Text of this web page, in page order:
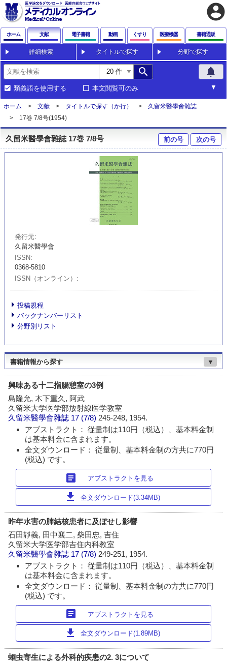
account_circle
ホーム 文献 電子書籍 動画 くすり 医療機器 書籍通販
詳細検索 タイトルで探す 分野で探す
search notifications
類義語を使用する 本文閲覧可のみ
ホーム 文献 タイトルで探す（か行）
久留米醫學會雜誌
17巻 7/8号(1954)
久留米醫學會雜誌 17巻 7/8号 前の号 次の号
発行元
久留米醫學會
ISSN
0368-5810
ISSN（オンライン）
投稿規程
バックナンバーリスト
分野別リスト
書籍情報から探す ▼
興味ある十二指腸憩室の3例
島隆允, 木下重久, 阿武
久留米大学医学部放射線医学教室
久留米醫學會雜誌 17 (7/8)245-248, 1954.
アブストラクト： 従量制は110円（税込）、基本料金制
は基本料金に含まれます。
全文ダウンロード： 従量制、基本料金制の方共に770円
(税込) です。
article アブストラクトを見る
download 全文ダウンロード(3.34MB)
昨年水害の肺結核患者に及ぼせし影響
石田靜義, 田中襄二, 柴田忠, 吉住
久留米大学医学部吉住内科教室
久留米醫學會雜誌 17 (7/8) 249-251, 1954.
アブストラクト： 従量制は110円（税込）、基本料金制
は基本料金に含まれます。
全文ダウンロード： 従量制、基本料金制の方共に770円
(税込) です。
article アブストラクトを見る
download 全文ダウンロード(1.89MB)
蛔虫寄生による外科的疾患の2. 3について